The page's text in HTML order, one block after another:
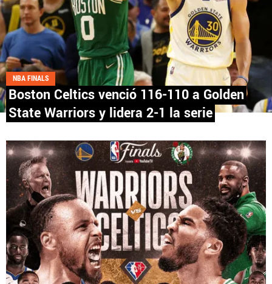
NBA FINALS
Boston Celtics venció 116-110 a Golden
State Warriors y lidera 2-1 la serie